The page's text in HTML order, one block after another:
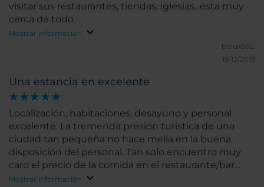
Una estancia en excelente
Localización, habitaciones, desayuno y personal
excelente. La tremenda presión turistica de una
ciudad tan pequeña no hace mella en la buena
disposición del personal. Tan solo encuentro muy
caro el precio de la comida en el restaurante/bar
(cenamos alli). Por lo demás: ¡Felicidades!
Mostrar información
visitar sus restaurantes, tiendas, iglesias...esta muy
cerca de todo.
Mostrar información
bolux666.
19/12/2019